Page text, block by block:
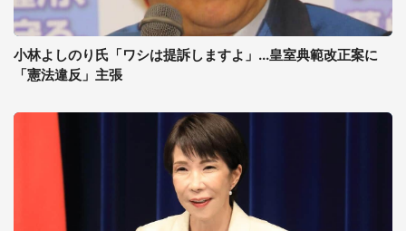
小林よしのり氏「ワシは提訴しますよ」...皇室典範改正案に
「憲法違反」主張